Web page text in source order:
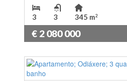
3 3 345 m2
€ 2 080 000